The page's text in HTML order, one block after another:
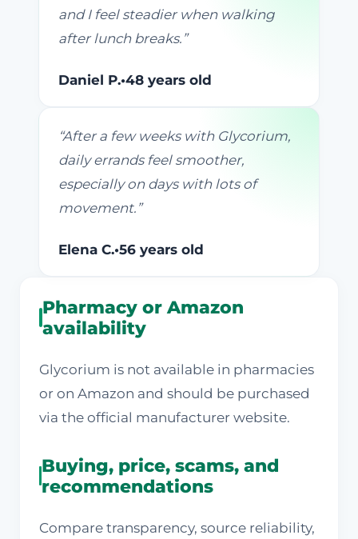
and I feel steadier when walking
after lunch breaks. ”
Daniel P.•48 years old
“After a few weeks with Glycorium,
daily errands feel smoother,
especially on days with lots of
movement. ”
Elena C.•56 years old
Pharmacy or Amazon
availability
Glycorium is not available in pharmacies
or on Amazon and should be purchased
via the official manufacturer website.
Buying, price, scams, and
recommendations
Compare transparency, source reliability,